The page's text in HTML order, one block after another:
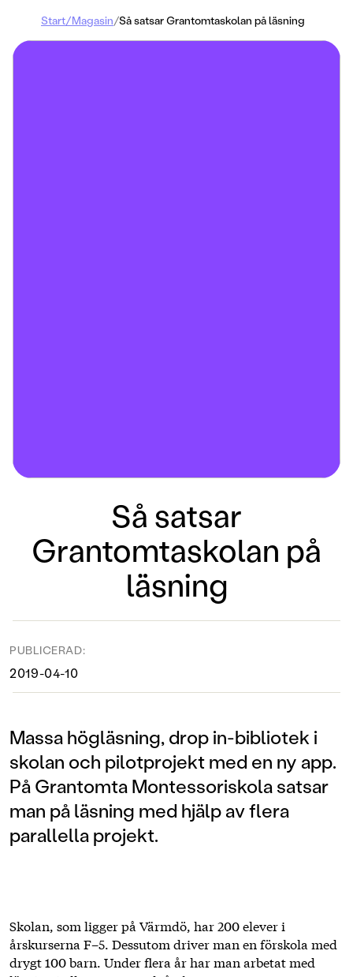
Start/Magasin/Så satsar Grantomtaskolan på läsning
Så satsar
Grantomtaskolan på
läsning
PUBLICERAD:
2019-04-10
Massa högläsning, drop in-bibliotek i
skolan och pilotprojekt med en ny app.
På Grantomta Montessoriskola satsar
man på läsning med hjälp av flera
parallella projekt.
Skolan, som ligger på Värmdö, har 200 elever i
årskurserna F–5. Dessutom driver man en förskola med
drygt 100 barn. Under flera år har man arbetat med